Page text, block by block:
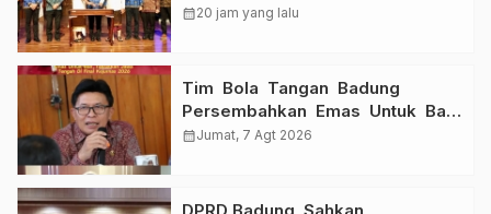
“Sembagi Arutala” untuk Lindungi
calendar_month20 jam yang lalu
Tim Bola Tangan Badung
Persembahkan Emas Untuk Bali
, Taklukkan Jawa Tengah Di
calendar_monthJumat, 7 Agt 2026